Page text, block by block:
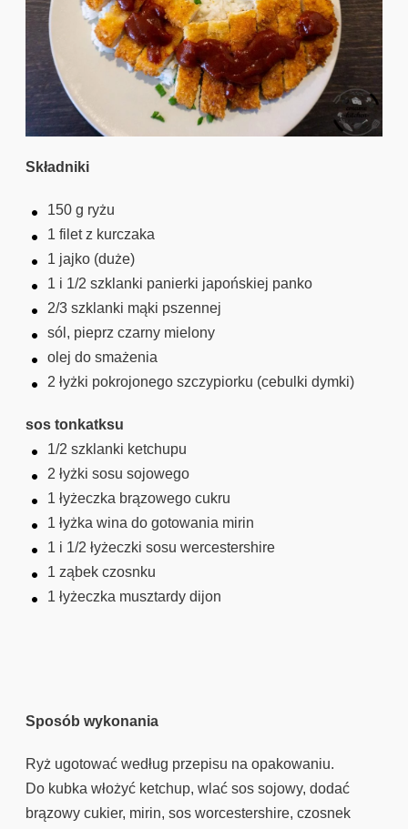
Składniki
150 g ryżu
1 filet z kurczaka
1 jajko (duże)
1 i 1/2 szklanki panierki japońskiej panko
2/3 szklanki mąki pszennej
sól, pieprz czarny mielony
olej do smażenia
2 łyżki pokrojonego szczypiorku (cebulki dymki)
sos tonkatksu
1/2 szklanki ketchupu
2 łyżki sosu sojowego
1 łyżeczka brązowego cukru
1 łyżka wina do gotowania mirin
1 i 1/2 łyżeczki sosu wercestershire
1 ząbek czosnku
1 łyżeczka musztardy dijon
Sposób wykonania
Ryż ugotować według przepisu na opakowaniu.
Do kubka włożyć ketchup, wlać sos sojowy, dodać
brązowy cukier, mirin, sos worcestershire, czosnek